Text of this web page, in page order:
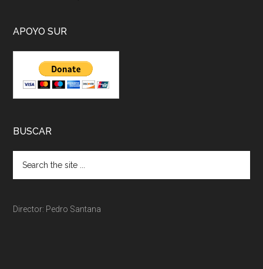
APOYO SUR
BUSCAR
Director: Pedro Santana